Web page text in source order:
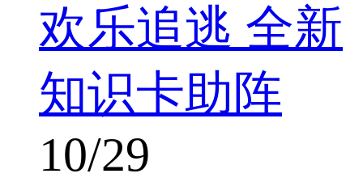
欢乐追逃 全新
知识卡助阵
10/29